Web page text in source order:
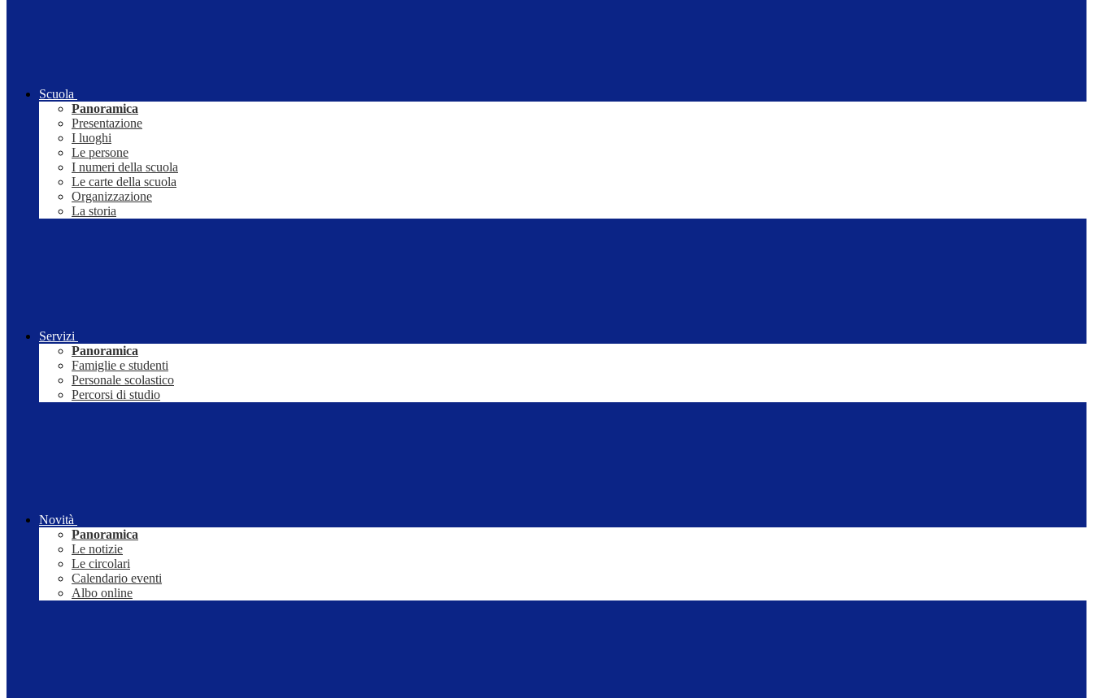
Scuola
Panoramica
Presentazione
I luoghi
Le persone
I numeri della scuola
Le carte della scuola
Organizzazione
La storia
Servizi
Panoramica
Famiglie e studenti
Personale scolastico
Percorsi di studio
Novità
Panoramica
Le notizie
Le circolari
Calendario eventi
Albo online